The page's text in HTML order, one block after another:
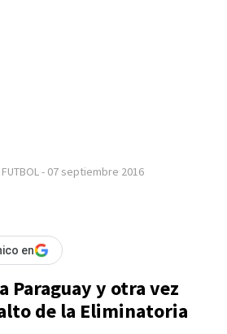
FUTBOL- 07 septiembre 2016
en
Paraguay y otra vez
de la Eliminatoria